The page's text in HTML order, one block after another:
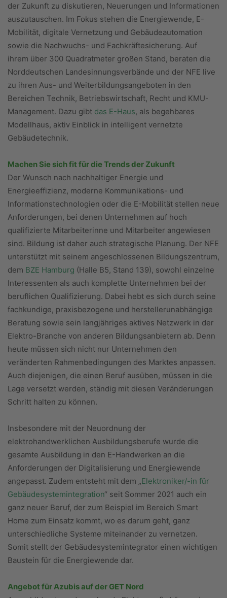
der Zukunft zu diskutieren, Neuerungen und Informationen
auszutauschen. Im Fokus stehen die Energiewende, E-
Mobilität, digitale Vernetzung und Gebäudeautomation
sowie die Nachwuchs- und Fachkräftesicherung. Auf
ihrem über 300 Quadratmeter großen Stand, beraten die
Norddeutschen Landesinnungsverbände und der NFE live
zu ihren Aus- und Weiterbildungsangeboten in den
Bereichen Technik, Betriebswirtschaft, Recht und KMU-
Management. Dazu gibt das E-Haus, als begehbares
Modellhaus, aktiv Einblick in intelligent vernetzte
Gebäudetechnik.
Machen Sie sich fit für die Trends der Zukunft
Der Wunsch nach nachhaltiger Energie und
Energieeffizienz, moderne Kommunikations- und
Informationstechnologien oder die E-Mobilität stellen neue
Anforderungen, bei denen Unternehmen auf hoch
qualifizierte Mitarbeiterinne und Mitarbeiter angewiesen
sind. Bildung ist daher auch strategische Planung. Der NFE
unterstützt mit seinem angeschlossenen Bildungszentrum,
dem BZE Hamburg (Halle B5, Stand 139), sowohl einzelne
Interessenten als auch komplette Unternehmen bei der
beruflichen Qualifizierung. Dabei hebt es sich durch seine
fachkundige, praxisbezogene und herstellerunabhängige
Beratung sowie sein langjähriges aktives Netzwerk in der
Elektro-Branche von anderen Bildungsanbietern ab. Denn
heute müssen sich nicht nur Unternehmen den
veränderten Rahmenbedingungen des Marktes anpassen.
Auch diejenigen, die einen Beruf ausüben, müssen in die
Lage versetzt werden, ständig mit diesen Veränderungen
Schritt halten zu können.
Insbesondere mit der Neuordnung der
elektrohandwerklichen Ausbildungsberufe wurde die
gesamte Ausbildung in den E-Handwerken an die
Anforderungen der Digitalisierung und Energiewende
angepasst. Zudem entsteht mit dem „Elektroniker/-in für
Gebäudesystemintegration“ seit Sommer 2021 auch ein
ganz neuer Beruf, der zum Beispiel im Bereich Smart
Home zum Einsatz kommt, wo es darum geht, ganz
unterschiedliche Systeme miteinander zu vernetzen.
Somit stellt der Gebäudesystemintegrator einen wichtigen
Baustein für die Energiewende dar.
Angebot für Azubis auf der GET Nord